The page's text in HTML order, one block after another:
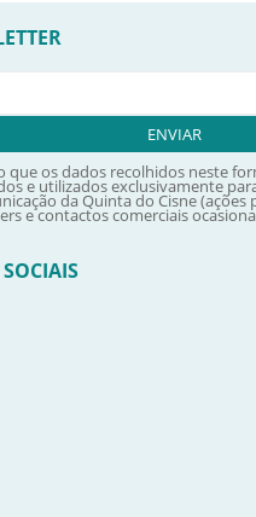
que os dados recolhidos neste
e utilizados exclusivamente
da Quinta do Cisne (ações
e contactos comerciais
SOCIAIS